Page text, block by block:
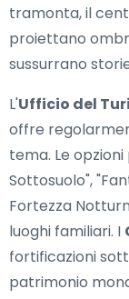
tramonta, il
proiettano
sussurrano
L'Ufficio del
offre
tema. Le
Sottosuolo",
Fortezza
luoghi familiari. I
fortificazioni
patrimonio